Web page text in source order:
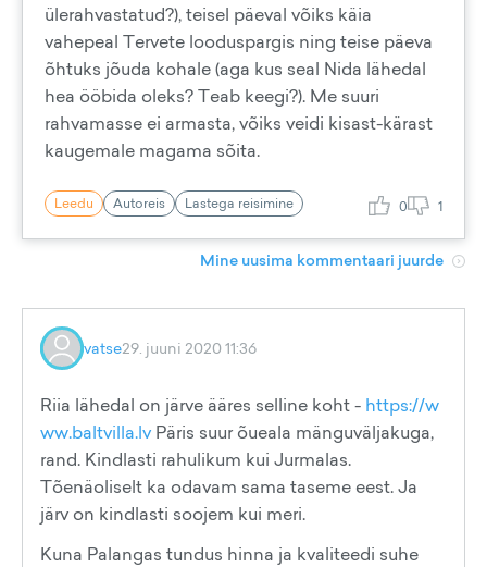
ülerahvastatud?), teisel päeval võiks käia
vahepeal Tervete looduspargis ning teise päeva
õhtuks jõuda kohale (aga kus seal Nida lähedal
hea ööbida oleks? Teab keegi?). Me suuri
rahvamasse ei armasta, võiks veidi kisast-kärast
kaugemale magama sõita.
Leedu Autoreis Lastega reisimine 0 1
Mine uusima kommentaari juurde
vatse29. juuni 2020 11:36
Riia lähedal on järve ääres selline koht - https://w
ww.baltvilla.lv Päris suur õueala mänguväljakuga,
rand. Kindlasti rahulikum kui Jurmalas.
Tõenäoliselt ka odavam sama taseme eest. Ja
järv on kindlasti soojem kui meri.
Kuna Palangas tundus hinna ja kvaliteedi suhe